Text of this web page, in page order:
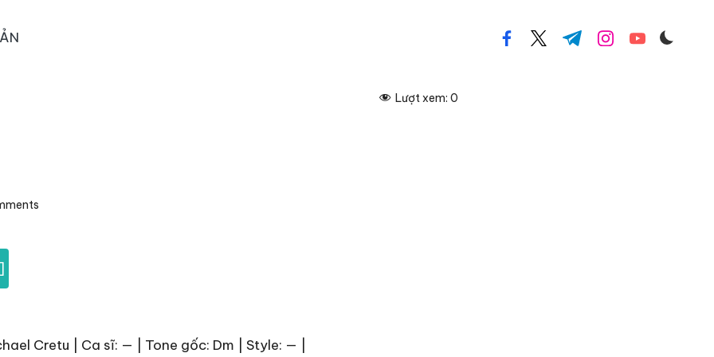
facebook.com
twitter.com
t.me instagram.com
youtube.com
Cretu | Ca sĩ: — | Tone gốc: Dm | Style: — |
Lượt xem: 0